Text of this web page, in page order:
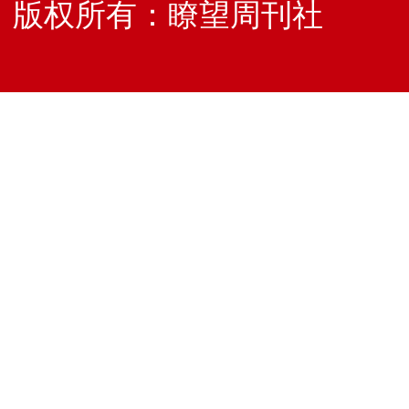
版权所有：瞭望周刊社